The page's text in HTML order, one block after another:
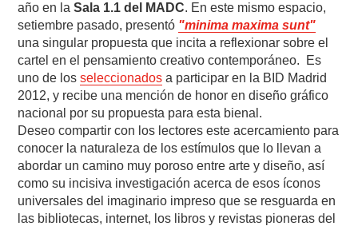
año en laSala 1.1 del MADC. En este mismo espacio,
setiembre pasado, presentó "minima maxima sunt"
una singular propuesta que incita a reflexionar sobre el
cartel en el pensamiento creativo contemporáneo. Es
uno de losseleccionados a participar en la BID Madrid
2012, y recibe una mención de honor en diseño gráfico
nacional por su propuesta para esta bienal.
Deseo compartir con los lectores este acercamiento para
conocer la naturaleza de los estímulos que lo llevan a
abordar un camino muy poroso entre arte y diseño, así
como su incisiva investigación acerca de esos íconos
universales del imaginario impreso que se resguarda en
las bibliotecas, internet, los libros y revistas pioneras del